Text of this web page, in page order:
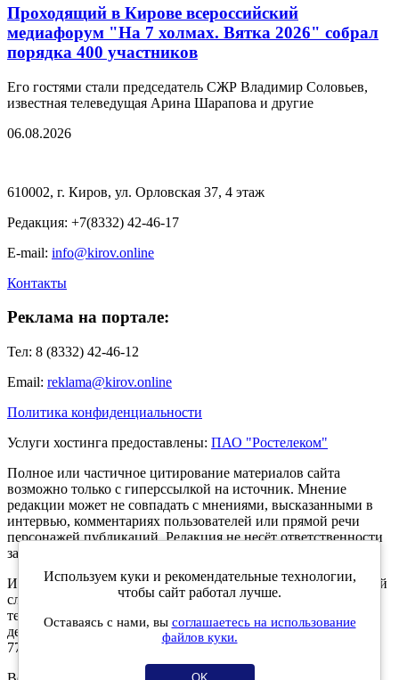
Проходящий в Кирове всероссийский
медиафорум "На 7 холмах. Вятка 2026" собрал
порядка 400 участников
Его гостями стали председатель СЖР Владимир Соловьев,
известная телеведущая Арина Шарапова и другие
06.08.2026
610002, г. Киров, ул. Орловская 37, 4 этаж
Редакция: +7(8332) 42-46-17
E-mail: info@kirov.online
Контакты
Реклама на портале:
Тел: 8 (8332) 42-46-12
Email: reklama@kirov.online
Политика конфиденциальности
Услуги хостинга предоставлены: ПАО "Ростелеком"
Полное или частичное цитирование материалов сайта
возможно только с гиперссылкой на источник. Мнение
редакции может не совпадать с мнениями, высказанными в
интервью, комментариях пользователей или прямой речи
персонажей публикаций. Редакция не несёт ответственности
за текст комментариев читателей.
Интернет-портал Kirov.online зарегистрирован в Федеральной
службе по надзору в сфере связи, информационных
технологий и массовых коммуникаций (Роскомнадзор) 5
декабря 2019 года. Регистрационный номер ЭЛ № ФС 77 -
77189.
Используем куки и рекомендательные технологии,
чтобы сайт работал лучше.
Оставаясь с нами, вы соглашаетесь на использование
файлов куки.